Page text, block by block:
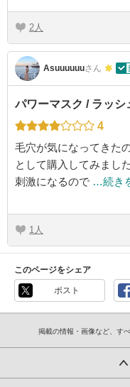
2
Asuuuuuuさん
パワーマスク / ラッシ
4
毛穴が気になってきた
として購入してみまし
刺激になるので …続き
1
このページをシェア
ポスト
掲載の情報・画像など、す